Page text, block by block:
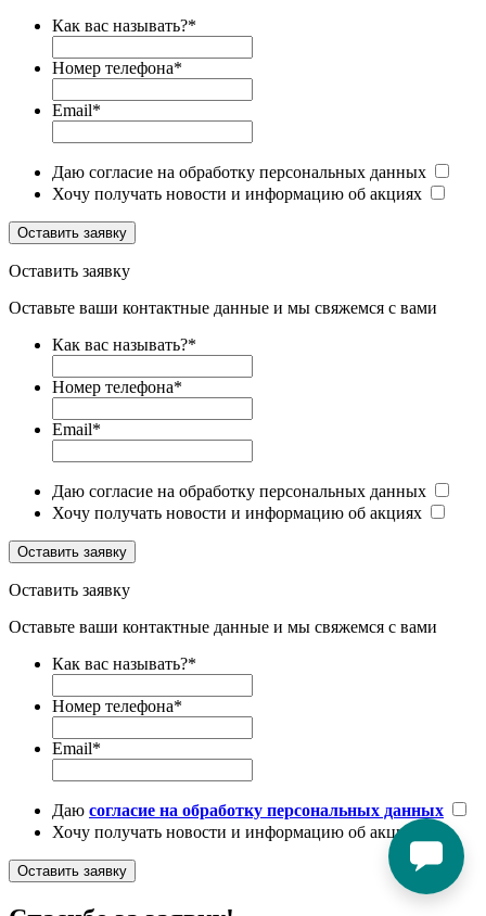
Как вас называть?*
Номер телефона*
Email*
Даю согласие на обработку персональных данных
Хочу получать новости и информацию об акциях
Оставить заявку
Оставить заявку
Оставьте ваши контактные данные и мы свяжемся с вами
Как вас называть?*
Номер телефона*
Email*
Даю согласие на обработку персональных данных
Хочу получать новости и информацию об акциях
Оставить заявку
Оставить заявку
Оставьте ваши контактные данные и мы свяжемся с вами
Как вас называть?*
Номер телефона*
Email*
Даю согласие на обработку персональных данных
Хочу получать новости и информацию об акциях
Оставить заявку